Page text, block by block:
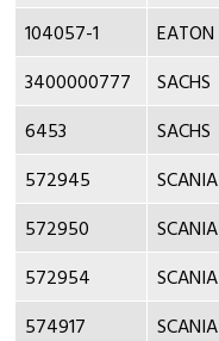
104057-1
EATON
3400000777
SACHS
6453
SACHS
572945
SCANIA
572950
SCANIA
572954
SCANIA
574917
SCANIA